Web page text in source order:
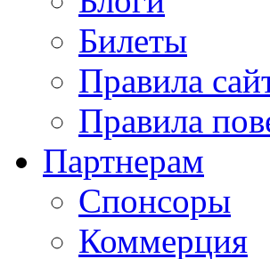
Билеты
Правила
Правила
Партнерам
Спонсоры
Коммерция